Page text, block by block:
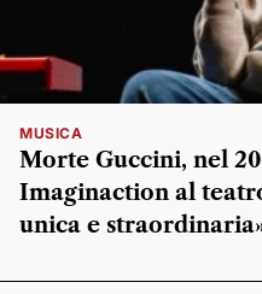
MUSICA
Morte Guccini, nel
Imaginaction al
unica e